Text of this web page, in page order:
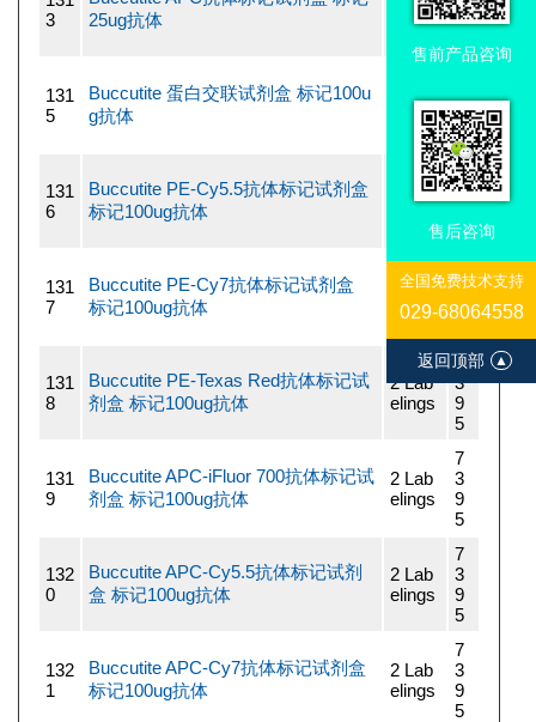
3
25ug抗体
elings
2
131
5
Buccutite 蛋白交联试剂盒 标记100u
g抗体
2 Lab
elings
4
2
0
131
6
Buccutite PE-Cy5.5抗体标记试剂盒
标记100ug抗体
2 Lab
elings
7
3
9
5
131
7
Buccutite PE-Cy7抗体标记试剂盒
标记100ug抗体
2 Lab
elings
7
3
9
131
8
Buccutite PE-Texas Red抗体标记试
剂盒 标记100ug抗体
2 Lab
elings
7
3
9
5
131
9
Buccutite APC-iFluor 700抗体标记试
剂盒 标记100ug抗体
2 Lab
elings
7
3
9
5
132
0
Buccutite APC-Cy5.5抗体标记试剂
盒 标记100ug抗体
2 Lab
elings
7
3
9
5
132
1
Buccutite APC-Cy7抗体标记试剂盒
标记100ug抗体
2 Lab
elings
7
3
9
5
售前产品咨询
售后咨询
全国免费技术支持
029-68064558
返回顶部 ▲